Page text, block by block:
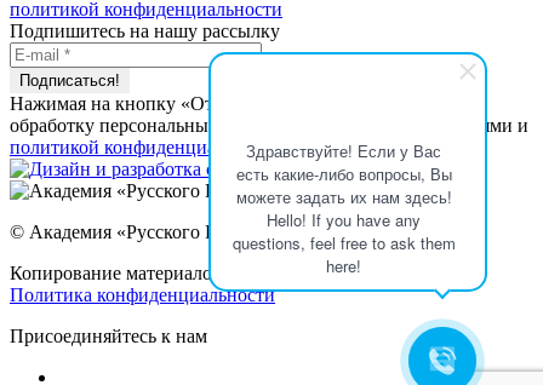
Здравствуйте! Если у Вас
есть какие-либо вопросы, Вы
можете задать их нам здесь!
Hello! If you have any
questions, feel free to ask them
here!
политикой конфиденциальности
Подпишитесь на нашу рассылку
Нажимая на кнопку «Отправить», я даю свое согласие на
обработку персональных данных и соглашаюсь с условиями и
политикой конфиденциальности
© Академия «Русского Регистра», 2026 год.
Копирование материалов сайта запрещено.
Политика конфиденциальности
Присоединяйтесь к нам